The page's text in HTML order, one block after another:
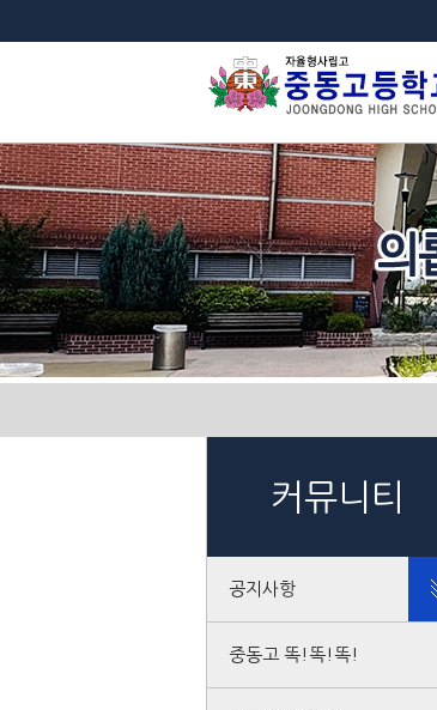
커뮤니티
공지사항
중동고 똑!똑!똑!